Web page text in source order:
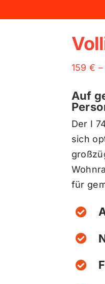
159 €
Auf
Der I
sich
für